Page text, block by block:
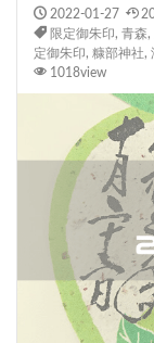
2022-01-27
限定御朱印, 青森,
定御朱印, 糠部神社,
1018view